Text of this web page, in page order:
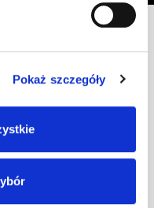
Pokaż szczegóły